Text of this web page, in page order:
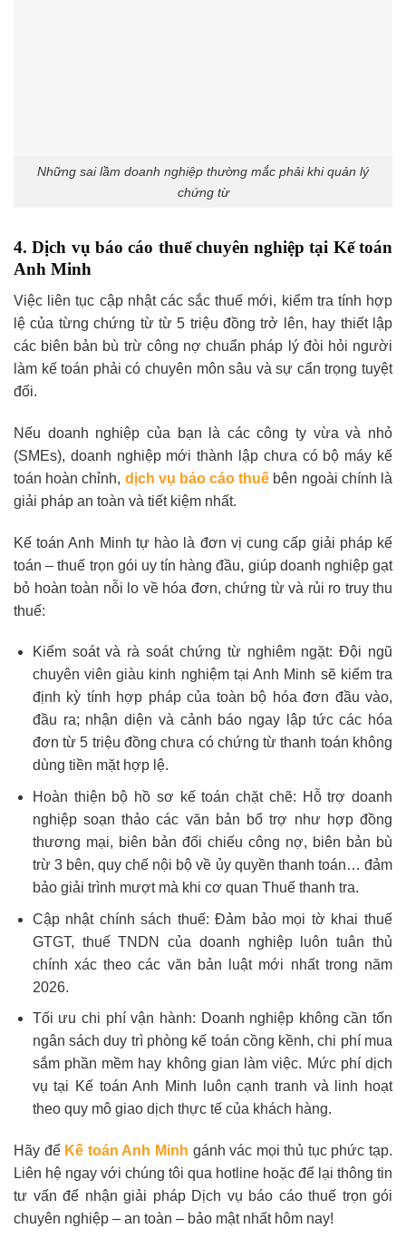
Những sai lầm doanh nghiệp thường mắc phải khi quản lý
chứng từ
4. Dịch vụ báo cáo thuế chuyên nghiệp tại Kế toán
Anh Minh
Việc liên tục cập nhật các sắc thuế mới, kiểm tra tính hợp
lệ của từng chứng từ từ 5 triệu đồng trở lên, hay thiết lập
các biên bản bù trừ công nợ chuẩn pháp lý đòi hỏi người
làm kế toán phải có chuyên môn sâu và sự cẩn trọng tuyệt
đối.
Nếu doanh nghiệp của bạn là các công ty vừa và nhỏ
(SMEs), doanh nghiệp mới thành lập chưa có bộ máy kế
toán hoàn chỉnh, dịch vụ báo cáo thuế bên ngoài chính là
giải pháp an toàn và tiết kiệm nhất.
Kế toán Anh Minh tự hào là đơn vị cung cấp giải pháp kế
toán – thuế trọn gói uy tín hàng đầu, giúp doanh nghiệp gạt
bỏ hoàn toàn nỗi lo về hóa đơn, chứng từ và rủi ro truy thu
thuế:
Kiểm soát và rà soát chứng từ nghiêm ngặt: Đội ngũ
chuyên viên giàu kinh nghiệm tại Anh Minh sẽ kiểm tra
định kỳ tính hợp pháp của toàn bộ hóa đơn đầu vào,
đầu ra; nhận diện và cảnh báo ngay lập tức các hóa
đơn từ 5 triệu đồng chưa có chứng từ thanh toán không
dùng tiền mặt hợp lệ.
Hoàn thiện bộ hồ sơ kế toán chặt chẽ: Hỗ trợ doanh
nghiệp soạn thảo các văn bản bổ trợ như hợp đồng
thương mại, biên bản đối chiếu công nợ, biên bản bù
trừ 3 bên, quy chế nội bộ về ủy quyền thanh toán… đảm
bảo giải trình mượt mà khi cơ quan Thuế thanh tra.
Cập nhật chính sách thuế: Đảm bảo mọi tờ khai thuế
GTGT, thuế TNDN của doanh nghiệp luôn tuân thủ
chính xác theo các văn bản luật mới nhất trong năm
2026.
Tối ưu chi phí vận hành: Doanh nghiệp không cần tốn
ngân sách duy trì phòng kế toán cồng kềnh, chi phí mua
sắm phần mềm hay không gian làm việc. Mức phí dịch
vụ tại Kế toán Anh Minh luôn cạnh tranh và linh hoạt
theo quy mô giao dịch thực tế của khách hàng.
Hãy để Kế toán Anh Minh gánh vác mọi thủ tục phức tạp.
Liên hệ ngay với chúng tôi qua hotline hoặc để lại thông tin
tư vấn để nhận giải pháp Dịch vụ báo cáo thuế trọn gói
chuyên nghiệp – an toàn – bảo mật nhất hôm nay!